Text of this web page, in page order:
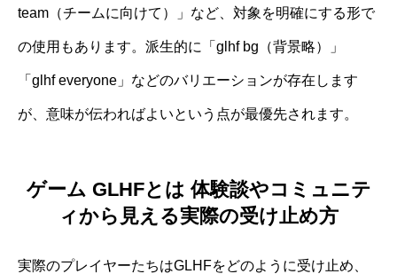
team（チームに向けて）」など、対象を明確にする形で
の使用もあります。派生的に「glhf bg（背景略）」
「glhf everyone」などのバリエーションが存在します
が、意味が伝わればよいという点が最優先されます。
ゲーム GLHFとは 体験談やコミュニテ
ィから見える実際の受け止め方
実際のプレイヤーたちはGLHFをどのように受け止め、